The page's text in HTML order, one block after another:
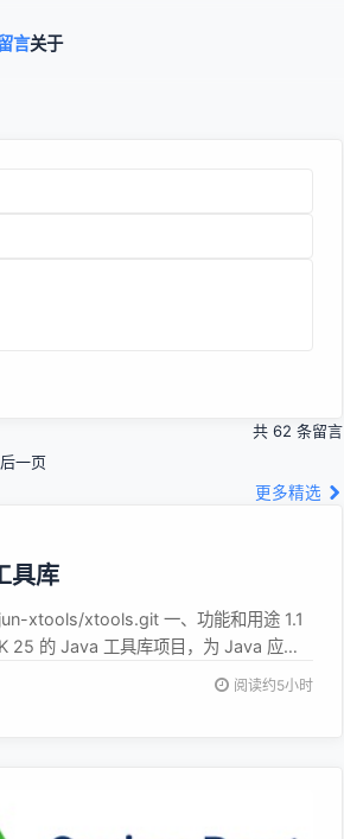
言关于
共 62 条留言
一页
更多精选
具库
xtools/xtools.git 一、功能和用途 1.1
25 的 Java 工具库项目，为 Java 应用
说明 项目名称 xtools 项目版本 5.0.0 父
阅读约5小时